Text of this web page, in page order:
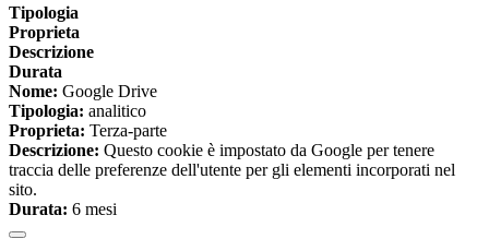
Tipologia
Proprieta
Descrizione
Durata
Nome: Google Drive
Tipologia: analitico
Proprieta: Terza-parte
Descrizione: Questo cookie è impostato da Google per tenere
traccia delle preferenze dell'utente per gli elementi incorporati nel
sito.
Durata: 6 mesi